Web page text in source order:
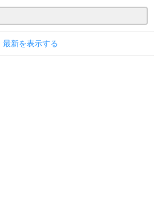
最新を表示する